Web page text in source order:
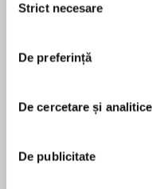
consimțământului
Strict necesare
De preferință
De cercetare și analitice
De publicitate
The ponies of
bound by magic
in time. Can two
Champ the
to be exceptional
everyone! Can
spell that is making
pentru această
Stacy Gregg’s has